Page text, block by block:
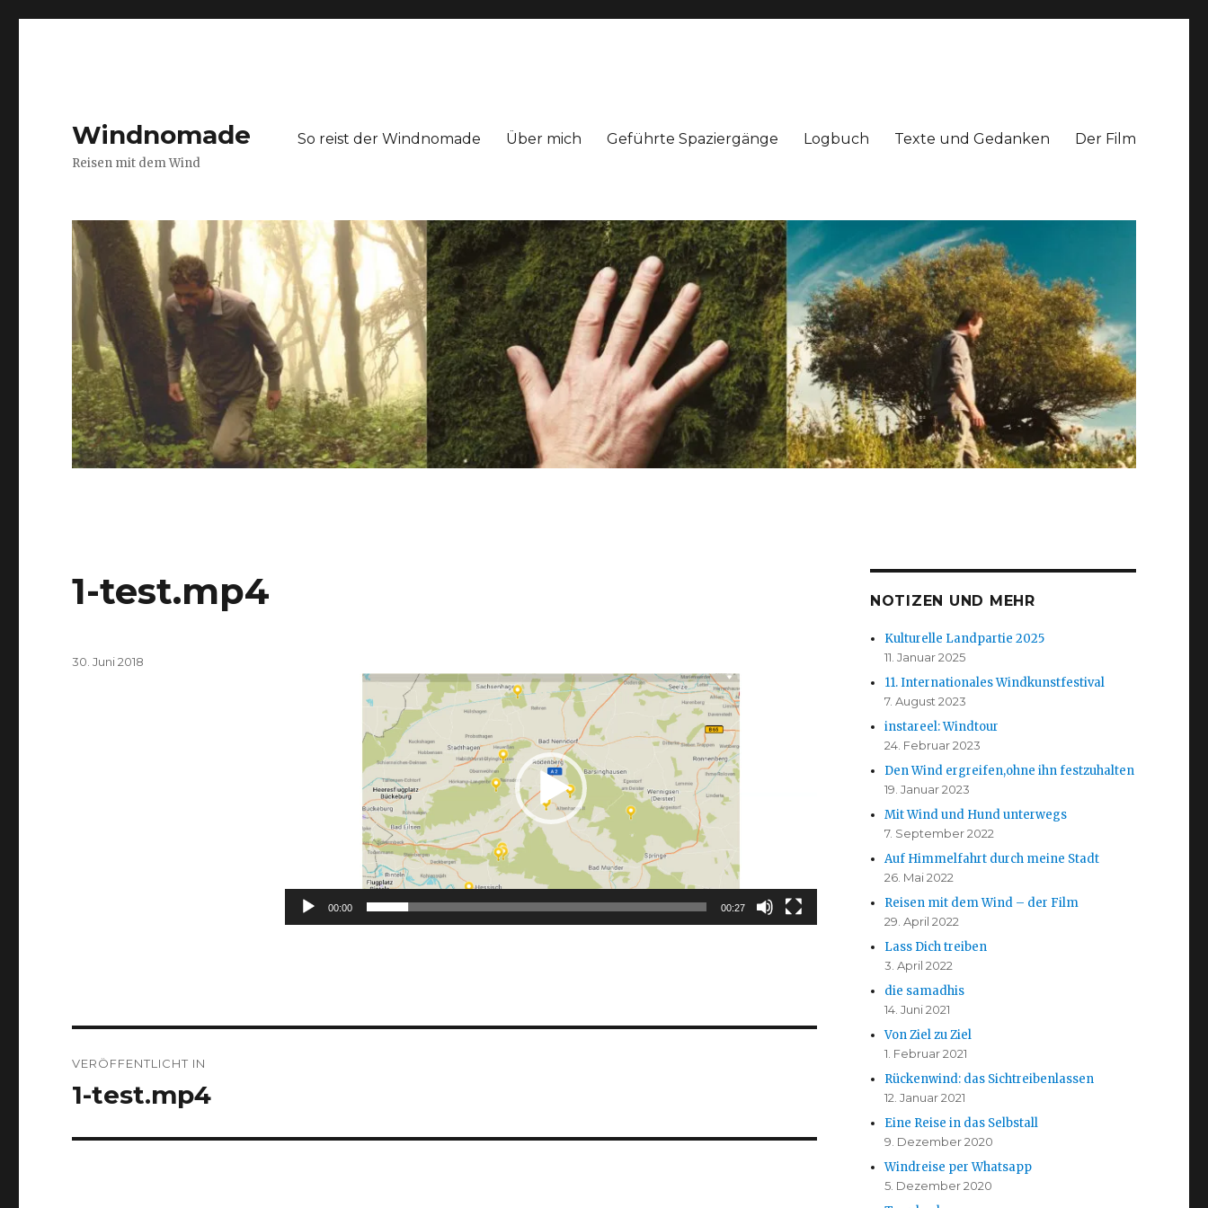
Windnomade
Reisen mit dem Wind
So reist der Windnomade Über mich Geführte Spaziergänge Logbuch Texte und Gedanken Der Film
1-test.mp4
00:00 00:27
Veröffentlicht
30. Juni 2018
Navigation
VERÖFFENTLICHT IN
1-test.mp4
NOTIZEN UND MEHR
Kulturelle Landpartie 2025
11. Januar 2025
11. Internationales Windkunstfestival
7. August 2023
instareel: Windtour
24. Februar 2023
Den Wind ergreifen,ohne ihn festzuhalten
19. Januar 2023
Mit Wind und Hund unterwegs
7. September 2022
Auf Himmelfahrt durch meine Stadt
26. Mai 2022
Reisen mit dem Wind – der Film
29. April 2022
Lass Dich treiben
3. April 2022
die samadhis
14. Juni 2021
Von Ziel zu Ziel
1. Februar 2021
Rückenwind: das Sichtreibenlassen
12. Januar 2021
Eine Reise in das Selbstall
9. Dezember 2020
Windreise per Whatsapp
5. Dezember 2020